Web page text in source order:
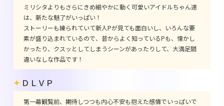
ミリシタよりもさらにきめ細やかに動く可愛いアイドルちゃん達
は、新たな魅了がいっぱい！
ストーリーも練られていて新人Pが見ても面白いし、いろんな要
素が盛り込まれているので、昔からよく知っているPも、懐かし
かったり、クスッとしてしまうシーンがあったりして、大満足間
違いなしな作品です！
ＤＬＶＰ
第一幕観覧前、期待しつつも内心不安も抱えた感情でいっぱいで